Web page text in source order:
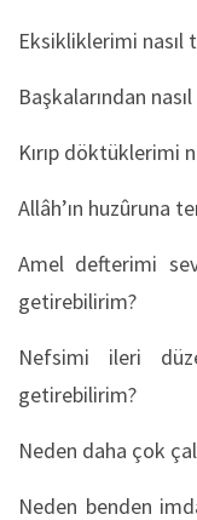
Eksikliklerimi
Başkalarından
Kırıp döktüklerimi
Allâh’ın huzûruna
Amel defterimi
getirebilirim?
Nefsimi ileri
getirebilirim?
Neden daha çok
Neden benden